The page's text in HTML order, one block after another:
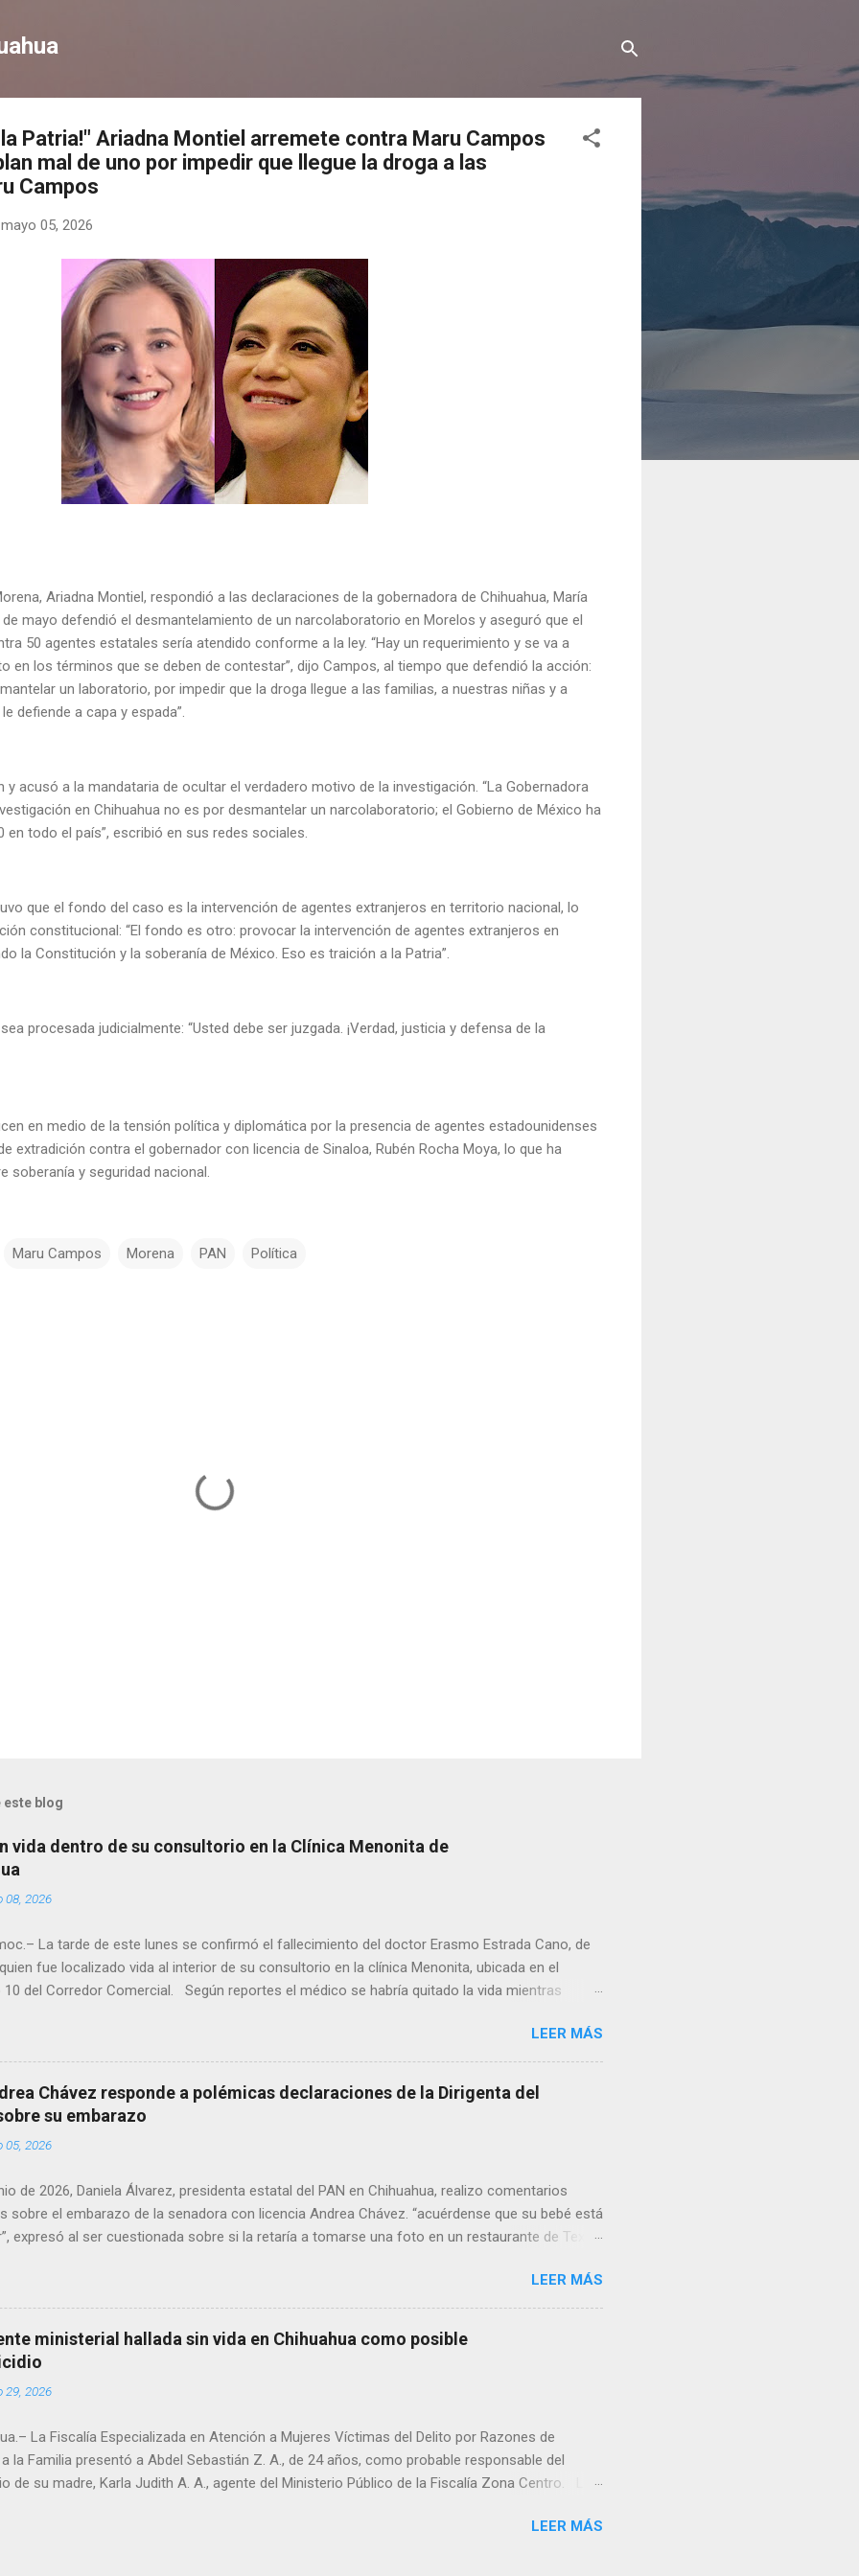
la Patria!" Ariadna Montiel arremete contra Maru Campos
mal de uno por impedir que llegue la droga a las
Campos
mayo 05, 2026
Ariadna Montiel, respondió a las declaraciones de la gobernadora de Chihuahua, María
de mayo defendió el desmantelamiento de un narcolaboratorio en Morelos y aseguró que el
50 agentes estatales sería atendido conforme a la ley. “Hay un requerimiento y se va a
en los términos que se deben de contestar”, dijo Campos, al tiempo que defendió la acción:
un laboratorio, por impedir que la droga llegue a las familias, a nuestras niñas y a
defiende a capa y espada”.
acusó a la mandataria de ocultar el verdadero motivo de la investigación. “La Gobernadora
en Chihuahua no es por desmantelar un narcolaboratorio; el Gobierno de México ha
en todo el país”, escribió en sus redes sociales.
que el fondo del caso es la intervención de agentes extranjeros en territorio nacional, lo
constitucional: “El fondo es otro: provocar la intervención de agentes extranjeros en
la Constitución y la soberanía de México. Eso es traición a la Patria”.
procesada judicialmente: “Usted debe ser juzgada. ¡Verdad, justicia y defensa de la
en medio de la tensión política y diplomática por la presencia de agentes estadounidenses
extradición contra el gobernador con licencia de Sinaloa, Rubén Rocha Moya, lo que ha
soberanía y seguridad nacional.
Maru Campos Morena PAN Política
este blog
vida dentro de su consultorio en la Clínica Menonita de
08, 2026
La tarde de este lunes se confirmó el fallecimiento del doctor Erasmo Estrada Cano, de
fue localizado vida al interior de su consultorio en la clínica Menonita, ubicada en el
del Corredor Comercial. Según reportes el médico se habría quitado la vida mientras
ya sin signos vitales. Erasmo Estrada, quien se desempeñó como presidente del Club
el periodo 2023–2024, era un médico reconocido en la región.
LEER MÁS
Chávez responde a polémicas declaraciones de la Dirigenta del
su embarazo
05, 2026
de 2026, Daniela Álvarez, presidenta estatal del PAN en Chihuahua, realizo comentarios
sobre el embarazo de la senadora con licencia Andrea Chávez. “acuérdense que su bebé está
expresó al ser cuestionada sobre si la retaría a tomarse una foto en un restaurante de Texas
porque hay muchas emociones fuertes, ¿Qué tal si se le ocurre que a lo mejor en el IMSS?,
se le ocurre cruzar y luego le den un susto, y pues la criatura se adelante o algo?, yo creo que
ser cuidadosa porque los personajes de Morena, cada que cruzan, cruzan así de que, 'por
pase que pase, que pase', todos están bajo esa amenaza justamente por los vínculos y las
polémicas al trasladar la confrontación política h...
LEER MÁS
ministerial hallada sin vida en Chihuahua como posible
29, 2026
La Fiscalía Especializada en Atención a Mujeres Víctimas del Delito por Razones de
la Familia presentó a Abdel Sebastián Z. A., de 24 años, como probable responsable del
de su madre, Karla Judith A. A., agente del Ministerio Público de la Fiscalía Zona Centro. La
a causa de traumatismo craneoencefálico y policontusiones provocadas por un objetoLEER MÁS